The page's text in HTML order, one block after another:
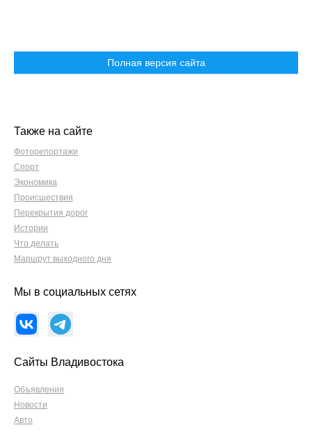
Полная версия сайта
Также на сайте
Фоторепортажи
Спорт
Экономика
Происшествия
Перекрытия дорог
Истории
Что делать
Маршрут выходного дня
Мы в социальных сетях
Сайты Владивостока
Объявления
Новости
Авто